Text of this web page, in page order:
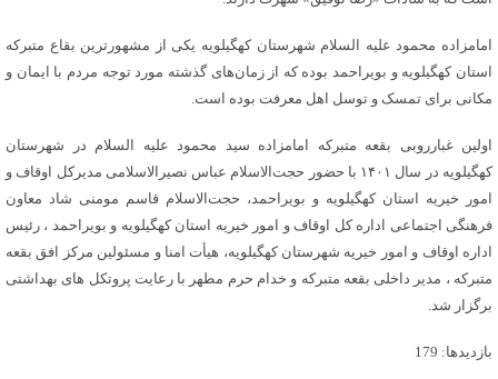
امامزاده محمود علیه السلام شهرستان کهگیلویه یکی از مشهورترین بقاع متبرکه
استان کهگیلویه و بویراحمد بوده که از زمان‌های گذشته مورد توجه مردم با ایمان و
مکانی برای تمسک و توسل اهل معرفت بوده است.
اولین غبارروبی بقعه متبرکه امامزاده سید محمود علیه السلام در شهرستان
کهگیلویه در سال ۱۴۰۱ با حضور حجت‌الاسلام عباس نصیرالاسلامی مدیرکل اوقاف و
امور خیریه استان کهگیلویه و بویراحمد، حجت‌الاسلام قاسم مومنی شاد معاون
فرهنگی اجتماعی اداره کل اوقاف و امور خیریه استان کهگیلویه و بویراحمد ، رئیس
اداره اوقاف و امور خیریه شهرستان کهگیلویه، هیأت امنا و مسئولین مرکز افق بقعه
متبرکه ، مدیر داخلی بقعه متبرکه و خدام حرم مطهر با رعایت پروتکل های بهداشتی
برگزار شد.
بازدیدها: 179